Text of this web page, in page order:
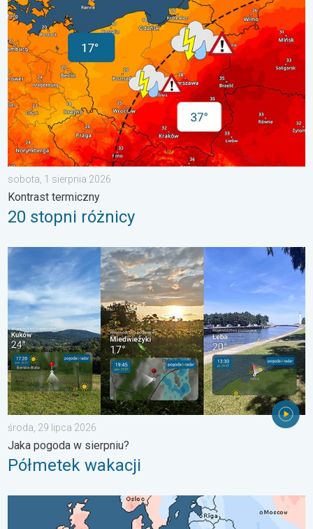
20 stopni różnicy. Kontrast termiczny. . . sobota, 1 sierpnia
sobota, 1 sierpnia 2026
Kontrast termiczny
20 stopni różnicy
Półmetek wakacji. Jaka pogoda w sierpniu?. . . środa, 29
środa, 29 lipca 2026
Jaka pogoda w sierpniu?
Półmetek wakacji
Lipiec pełen pogodowych kontrastów. Podsumowanie